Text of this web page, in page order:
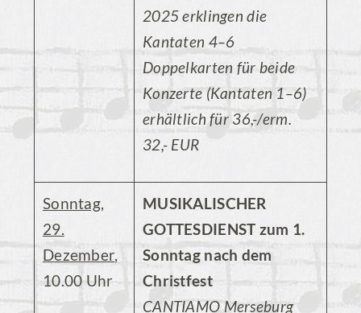
2025 erklingen die
Kantaten 4–6
Doppelkarten für beide
Konzerte (Kantaten 1–6)
erhältlich für 36,-/erm.
32,- EUR
Sonntag,
29.
Dezember,
10.00 Uhr
MUSIKALISCHER
GOTTESDIENST zum 1.
Sonntag nach dem
Christfest
CANTIAMO Merseburg